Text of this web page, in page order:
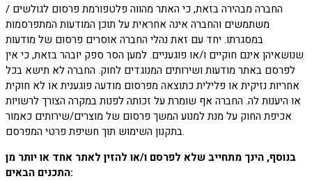
החברה מבהירה בזאת, כי האתר מהווה פלטפורמת פרסום לגולשים /
משתמשים והחברה אינה אחראית על תוכן המודעות המתפרסמות
במסגרתו. יחד עם זאת נהלי החברה אוסרים פרסום של מודעות
שנושאיהן אינם חוקיים ו/או פוגעניים. למען הסר ספק יובהר בזאת, כי אין
לפרסם באתר מודעות ושירותים המנוגדים לחוק. החברה לא תישא בכל
אחריות נזיקית או פלילית כתוצאה מפרסום מודעה פוגענית או לא חוקית
או היענות לה. החברה אף שומרת על זכותה לפנות במקרה הצורך לרשויות
אכיפת החוק על מנת למנוע המשך פרסום של מוצרים/שירותים כאמור
בתקנון השימוש תוך חשיפת פרטי המפרסם.
בנוסף, הינך מתחייב שלא לפרסם ו/או להזין לאתר אחד או יותר מן
התכנים הבאים: